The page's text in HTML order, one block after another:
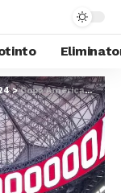
>Copa América 2024: Conmebol anuncia ciudades sedes, Venezuela espera el sorteo